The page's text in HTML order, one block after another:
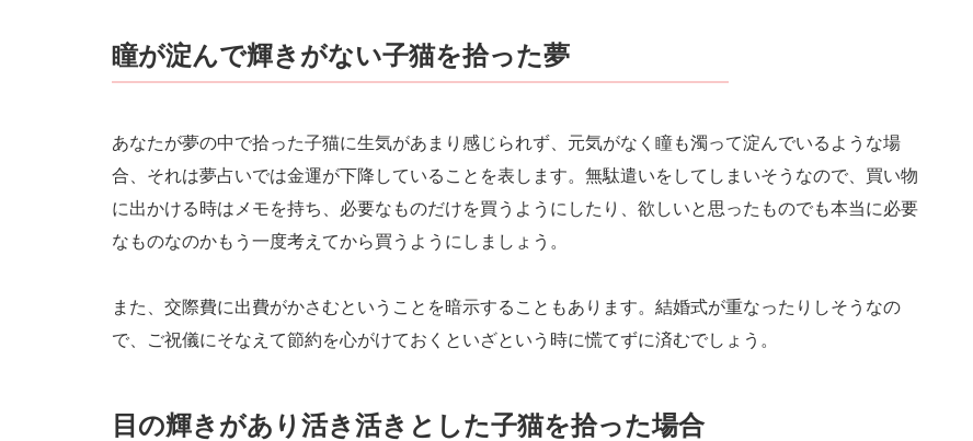
瞳が淀んで輝きがない子猫を拾った夢
あなたが夢の中で拾った子猫に生気があまり感じられず、元気がなく瞳も濁って淀んでいるような場
合、それは夢占いでは金運が下降していることを表します。無駄遣いをしてしまいそうなので、買い物
に出かける時はメモを持ち、必要なものだけを買うようにしたり、欲しいと思ったものでも本当に必要
なものなのかもう一度考えてから買うようにしましょう。
また、交際費に出費がかさむということを暗示することもあります。結婚式が重なったりしそうなの
で、ご祝儀にそなえて節約を心がけておくといざという時に慌てずに済むでしょう。
目の輝きがあり活き活きとした子猫を拾った場合